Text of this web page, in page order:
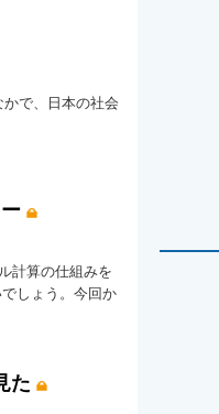
で、日本の社会
計算の仕組みを
しょう。今回か
た